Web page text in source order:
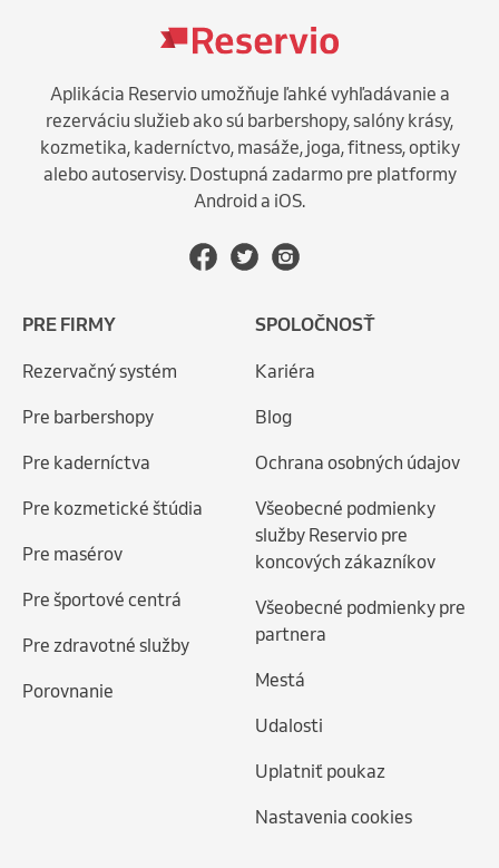
Aplikácia Reservio umožňuje ľahké vyhľadávanie a
rezerváciu služieb ako sú barbershopy, salóny krásy,
kozmetika, kaderníctvo, masáže, joga, fitness, optiky
alebo autoservisy. Dostupná zadarmo pre platformy
Android a iOS.
PRE FIRMY
Rezervačný systém
Pre barbershopy
Pre kaderníctva
Pre kozmetické štúdia
Pre masérov
Pre športové centrá
Pre zdravotné služby
Porovnanie
SPOLOČNOSŤ
Kariéra
Blog
Ochrana osobných údajov
Všeobecné podmienky
služby Reservio pre
koncových zákazníkov
Všeobecné podmienky pre
partnera
Mestá
Udalosti
Uplatniť poukaz
Nastavenia cookies